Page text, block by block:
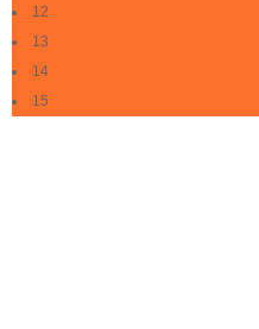
12
13
14
15